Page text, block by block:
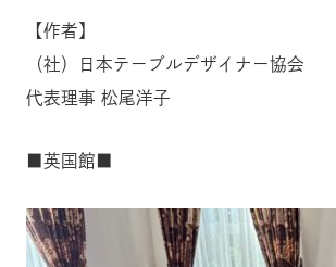
【作者】
（社）日本テーブルデザイナー協会
代表理事 松尾洋子
■英国館■